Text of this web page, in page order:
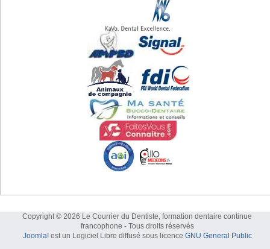
Copyright © 2026 Le Courrier du Dentiste, formation dentaire continue
francophone - Tous droits réservés
Joomla!est un Logiciel Libre diffusé sous licence GNU General Public